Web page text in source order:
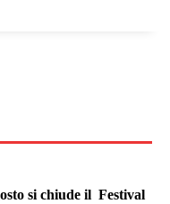
si chiude il Festival